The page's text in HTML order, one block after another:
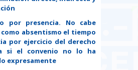
por presencia. No cabe
absentismo el tiempo
por ejercicio del derecho
si el convenio no lo ha
expresamente